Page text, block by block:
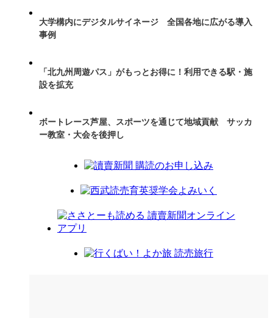
大学構内にデジタルサイネージ 全国各地に広がる導入
事例
「北九州周遊パス」がもっとお得に！利用できる駅・施
設を拡充
ボートレース芦屋、スポーツを通じて地域貢献 サッカ
ー教室・大会を後押し